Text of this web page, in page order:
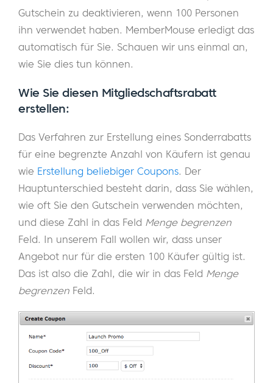
Gutschein zu deaktivieren, wenn 100 Personen
ihn verwendet haben. MemberMouse erledigt das
automatisch für Sie. Schauen wir uns einmal an,
wie Sie dies tun können.
Wie Sie diesen Mitgliedschaftsrabatt
erstellen:
Das Verfahren zur Erstellung eines Sonderrabatts
für eine begrenzte Anzahl von Käufern ist genau
wie Erstellung beliebiger Coupons. Der
Hauptunterschied besteht darin, dass Sie wählen,
wie oft Sie den Gutschein verwenden möchten,
und diese Zahl in das Feld Menge begrenzen
Feld. In unserem Fall wollen wir, dass unser
Angebot nur für die ersten 100 Käufer gültig ist.
Das ist also die Zahl, die wir in das Feld Menge
begrenzen Feld.